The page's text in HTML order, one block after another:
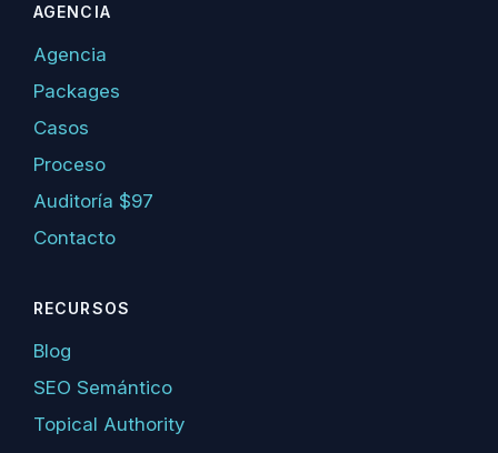
AGENCIA
Agencia
Packages
Casos
Proceso
Auditoría $97
Contacto
RECURSOS
Blog
SEO Semántico
Topical Authority